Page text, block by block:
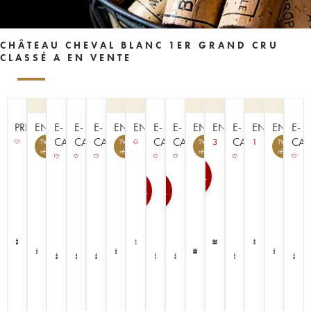
CHÂTEAU CHEVAL BLANC 1ER GRAND CRU
CLASSÉ A EN VENTE
PRIMEURENCHÈRE
TVA
récupérable
7
E-
CAVISTE
E-
CAVISTE
E-
CAVISTE
ENCHÈRE
TVA
récupérable
3
ENCHÈRE
E-
CAVISTE
E-
CAVISTE
100
ENCHÈRE
TVA
récupérable
7
ENCHÈRE
3
E-
CAVISTE
ENCHÈRE
1
TVA
récupérable
E-